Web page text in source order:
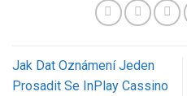
Jak Dat Oznámení Jeden
Prosadit Se InPlay Cassino